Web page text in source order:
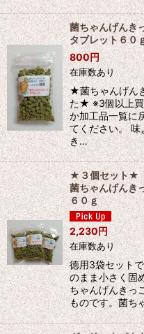
菌ちゃんげんき
タブレット６０
800円
在庫数あり
★菌ちゃんげん
た★ ※3個以上買
か加工品一覧に
てください。 味
き…
★３個セット★
菌ちゃんげんき
６０ｇ
2,230円
在庫数あり
徳用3袋セット
のまま小さく固
ちゃんげんきっ
ものです。菌ち